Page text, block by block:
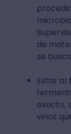
de
se
Estar
exacto,
vinos